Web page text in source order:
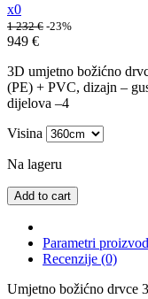
x0
1 232€ -23%
949 €
3D umjetno božićno
(PE) + PVC, dizajn –
dijelova –4
Visina
Na lageru
Add to cart
Parametri
Recenzije (0)
Umjetno božićno drvce